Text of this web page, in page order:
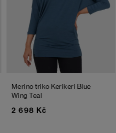
Merino triko Kerikeri Blue
Wing Teal
2 698 Kč